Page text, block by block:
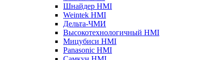
Шнайдер HMI
Weintek HMI
Дельта-ЧМИ
Высокотехнологичный HMI
Мицубиси HMI
Panasonic HMI